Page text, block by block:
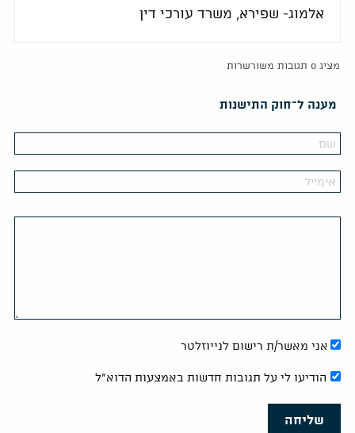
אלמוג- שפירא, משרד עורכי דין
מציג 0 תגובות משורשרות
מענה ל־חוק התישנות
אני מאשר/ת רישום לנייוזלטר
הודיעו לי על תגובות חדשות באמצעות הדוא"ל
שליחה